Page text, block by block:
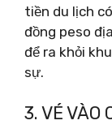
tiền du lịch
đồng peso
để ra khỏi
sự.
3. VÉ VÀO